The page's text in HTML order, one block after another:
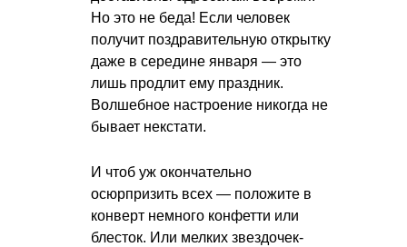
Но это не беда! Если человек
получит поздравительную открытку
даже в середине января — это
лишь продлит ему праздник.
Волшебное настроение никогда не
бывает некстати.
И чтоб уж окончательно
осюрпризить всех — положите в
конверт немного конфетти или
блесток. Или мелких звездочек-